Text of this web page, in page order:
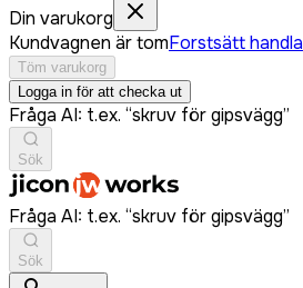
Din varukorg
Kundvagnen är tomForstsätt handla
Töm varukorg
Logga in för att checka ut
Fråga AI: t.ex. “skruv för gipsvägg”
Sök
Fråga AI: t.ex. “skruv för gipsvägg”
Sök